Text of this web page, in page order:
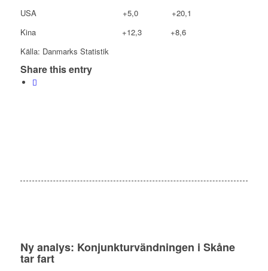
USA +5,0 +20,1
Kina +12,3 +8,6
Källa: Danmarks Statistik
Share this entry
Ny analys: Konjunkturvändningen i Skåne
tar fart